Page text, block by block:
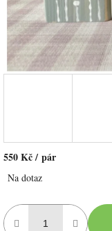
550 Kč/ pár
cena:
Na dotaz